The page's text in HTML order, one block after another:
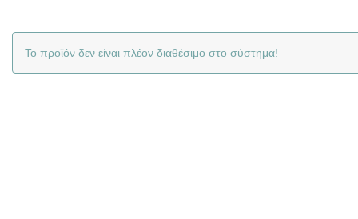
Το προϊόν δεν είναι πλέον διαθέσιμο στο σύστημα!